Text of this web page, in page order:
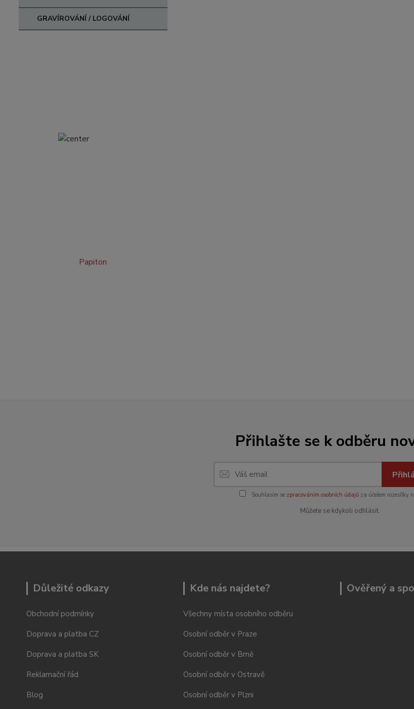
GRAVÍROVÁNÍ / LOGOVÁNÍ
Papiton
Přihlašte se k odběru
Souhlasím se zpracováním osobních údajůza účelem rozesílky
Můžete se kdykoli odhlásit.
Důležité odkazy
Obchodní podmínky
Doprava a platba CZ
Doprava a platba SK
Reklamační řád
Blog
Kde nás najdete?
Všechny místa osobního odběru
Osobní odběr v Praze
Osobní odběr v Brně
Osobní odběr v Ostravě
Osobní odběr v Plzni
Ověřený a